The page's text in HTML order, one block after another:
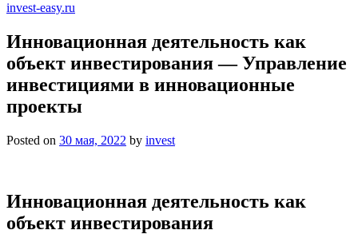
invest-easy.ru
Инновационная деятельность как
объект инвестирования — Управление
инвестициями в инновационные
проекты
Posted on 30 мая, 2022 by invest
Инновационная деятельность как
объект инвестирования